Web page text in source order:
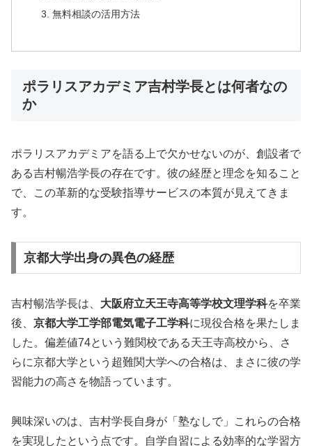
無料相談の活用方法
ポラリスアカデミア吉村学長とは何者なの
か
ポラリスアカデミアを語る上で欠かせないのが、創設者で
ある吉村暢浩学長の存在です。彼の経歴と理念を知ること
で、この革新的な受験指導サービスの本質が見えてきま
す。
京都大学出身の異色の経歴
吉村暢浩学長は、 大阪府立天王寺高等学校文理学科を卒業
後、 京都大学工学部電気電子工学科に現役合格を果たしま
した。偏差値74という難関校である天王寺高校から、さ
らに京都大学という超難関大学への合格は、まさに彼の学
習能力の高さを物語っています。
興味深いのは、吉村学長自身が「塾なしで」これらの合格
を実現したという点です。自学自習による効率的な学習方